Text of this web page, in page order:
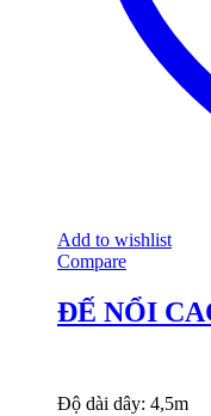
Add to wishlist
Compare
ĐẾ NỔI
Độ dài dây: 4,5m